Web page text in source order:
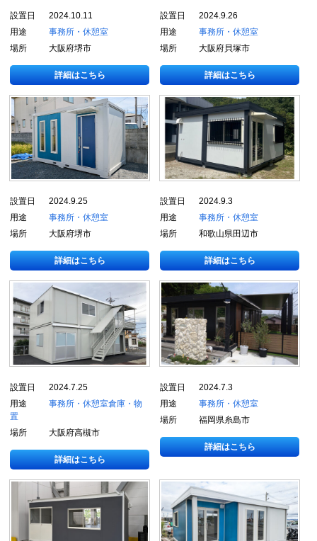
設置日
2024.10.11
用途
事務所・休憩室
場所
大阪府堺市
詳細はこちら
設置日
2024.9.26
用途
事務所・休憩室
場所
大阪府貝塚市
詳細はこちら
設置日
2024.9.25
用途
事務所・休憩室
場所
大阪府堺市
詳細はこちら
設置日
2024.9.3
用途
事務所・休憩室
場所
和歌山県田辺市
詳細はこちら
設置日
2024.7.25
用途
事務所・休憩室倉庫・物
置
場所
大阪府高槻市
詳細はこちら
設置日
2024.7.3
用途
事務所・休憩室
場所
福岡県糸島市
詳細はこちら